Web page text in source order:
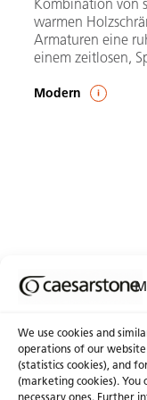
We use cookies and
operations of our website
(statistics cookies), and
(marketing cookies). You
necessary ones. Further
Kombination von
warmen
Armaturen eine
einem zeitlosen,
Modern